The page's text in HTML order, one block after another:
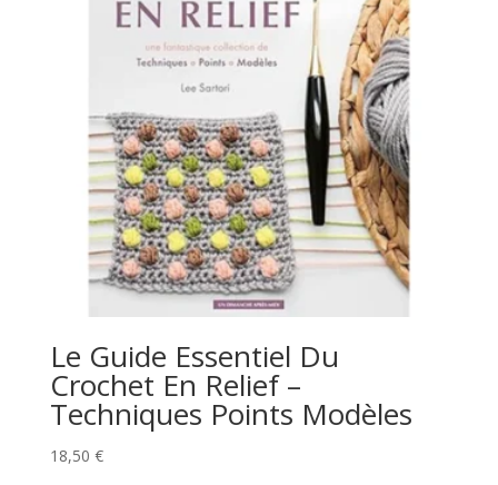
Le Guide Essentiel Du
Crochet En Relief –
Techniques Points Modèles
18,50 €